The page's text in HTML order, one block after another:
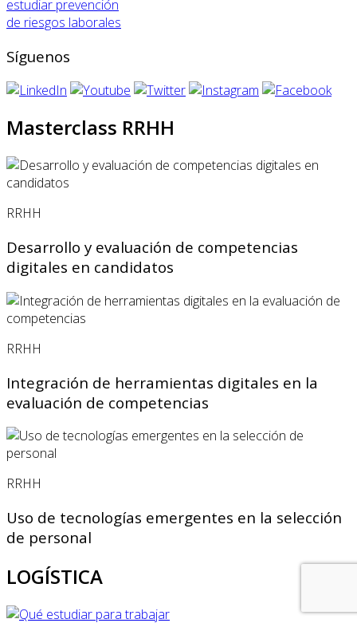
estudiar prevención
de riesgos laborales
Síguenos
Masterclass RRHH
RRHH
Desarrollo y evaluación de competencias
digitales en candidatos
RRHH
Integración de herramientas digitales en la
evaluación de competencias
RRHH
Uso de tecnologías emergentes en la selección
de personal
LOGÍSTICA